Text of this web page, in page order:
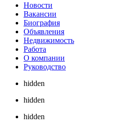
Новости
Вакансии
Биография
Объявления
Недвижимость
Работа
О компании
Руководство
hidden
hidden
hidden